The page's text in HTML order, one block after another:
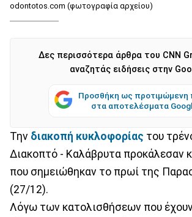
odontotos.com (φωτογραφία αρχείου)
Δες περισσότερα άρθρα του CNN
αναζητάς ειδήσεις στην
Προσθήκη ως προτιμώμενη
στα αποτελέσματα
Την διακοπή κυκλοφορίας του
Διακοπτό - Καλάβρυτα προκάλεσαν
που σημειώθηκαν το πρωί της
(27/12).
Λόγω των κατολισθήσεων που